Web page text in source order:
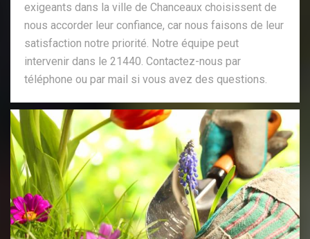
exigeants dans la ville de Chanceaux choisissent de
nous accorder leur confiance, car nous faisons de leur
satisfaction notre priorité. Notre équipe peut
intervenir dans le 21440. Contactez-nous par
téléphone ou par mail si vous avez des questions.